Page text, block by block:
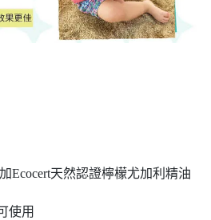
Ecocert天然認證檸檬尤加利精油
使用